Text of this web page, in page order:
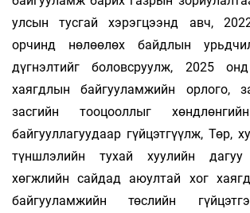
улсын тусгай хэрэгцээнд авч,
орчинд нөлөөлөх байдлын
дүгнэлтийг боловсруулж, 2025
хаягдлын байгууламжийн орлого,
засгийн тооцооллыг
байгууллагуудаар гүйцэтгүүлж, Төр,
түншлэлийн тухай хуулийн
хөгжлийн сайдад аюултай хог
байгууламжийн төслийн